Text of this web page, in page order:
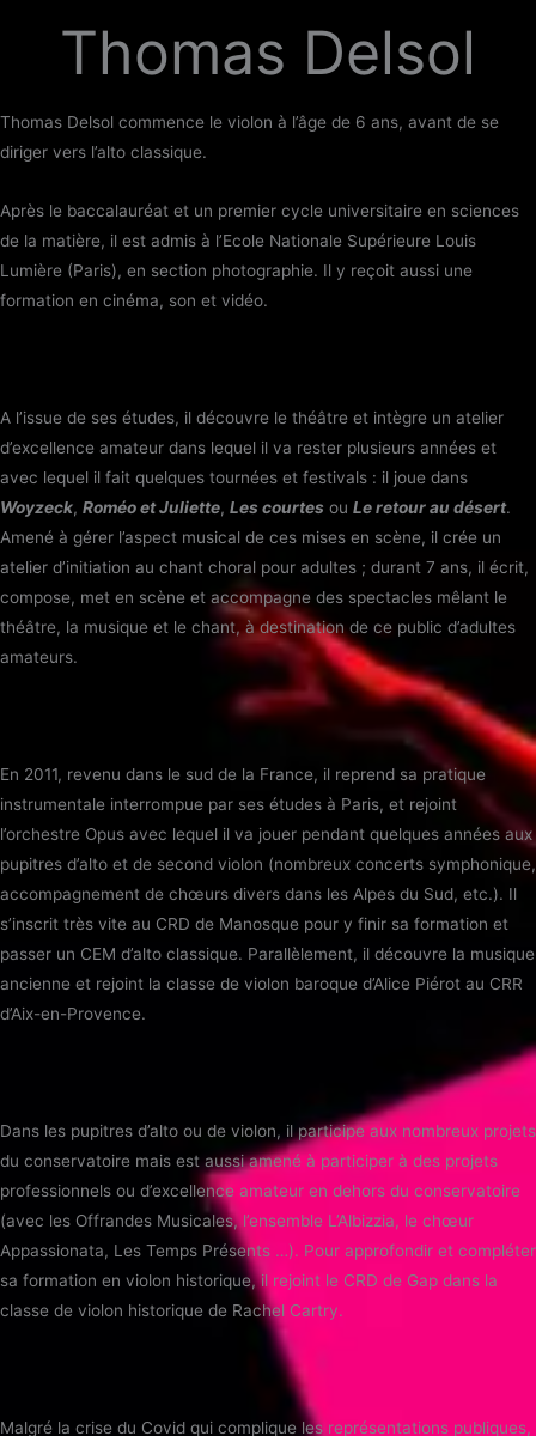
Thomas Delsol
Thomas Delsol commence le violon à l’âge de 6 ans, avant de se
diriger vers l’alto classique.
Après le baccalauréat et un premier cycle universitaire en sciences
de la matière, il est admis à l’Ecole Nationale Supérieure Louis
Lumière (Paris), en section photographie. Il y reçoit aussi une
formation en cinéma, son et vidéo.
A l’issue de ses études, il découvre le théâtre et intègre un atelier
d’excellence amateur dans lequel il va rester plusieurs années et
avec lequel il fait quelques tournées et festivals : il joue dans
Woyzeck, Roméo et Juliette, Les courtes ou Le retour au désert.
Amené à gérer l’aspect musical de ces mises en scène, il crée un
atelier d’initiation au chant choral pour adultes ; durant 7 ans, il écrit,
compose, met en scène et accompagne des spectacles mêlant le
théâtre, la musique et le chant, à destination de ce public d’adultes
amateurs.
En 2011, revenu dans le sud de la France, il reprend sa pratique
instrumentale interrompue par ses études à Paris, et rejoint
l’orchestre Opus avec lequel il va jouer pendant quelques années aux
pupitres d’alto et de second violon (nombreux concerts symphonique,
accompagnement de chœurs divers dans les Alpes du Sud, etc.). Il
s’inscrit très vite au CRD de Manosque pour y finir sa formation et
passer un CEM d’alto classique. Parallèlement, il découvre la musique
ancienne et rejoint la classe de violon baroque d’Alice Piérot au CRR
d’Aix-en-Provence.
Dans les pupitres d’alto ou de violon, il participe aux nombreux projets
du conservatoire mais est aussi amené à participer à des projets
professionnels ou d’excellence amateur en dehors du conservatoire
(avec les Offrandes Musicales, l’ensemble L’Albizzia, le chœur
Appassionata, Les Temps Présents …). Pour approfondir et compléter
sa formation en violon historique, il rejoint le CRD de Gap dans la
classe de violon historique de Rachel Cartry.
Malgré la crise du Covid qui complique les représentations publiques,